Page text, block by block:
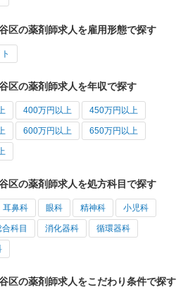
区の薬剤師求人を雇用形態で探す
区の薬剤師求人を年収で探す
400万円以上 450万円以上
600万円以上 650万円以上
区の薬剤師求人を処方科目で探す
耳鼻科 眼科 精神科 小児科
合科目 消化器科 循環器科
区の薬剤師求人をこだわり条件で探す